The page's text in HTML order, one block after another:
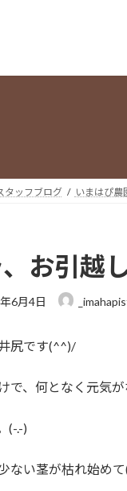
タッフブログ いまはぴ農
お引越
6月4日
尻です(^^)/
で、何となく元気が
(-.-)
ない茎が枯れ始めて